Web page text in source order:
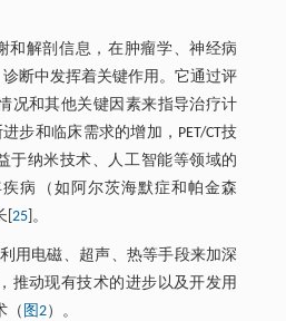
和解剖信息，在肿瘤学、神经病
诊断中发挥着关键作用。它通过评
况和其他关键因素来指导治疗计
步和临床需求的增加，PET/CT技
纳米技术、人工智能等领域的
病（如阿尔茨海默症和帕金森
[ 25]。
用电磁、超声、热等手段来加深
推动现有技术的进步以及开发用
（ 图2）。